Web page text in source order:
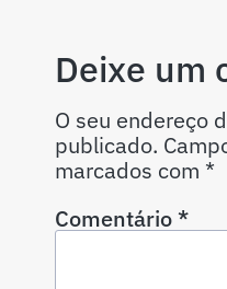
Deixe um
O seu endereço
publicado.
marcados com *
Comentário*